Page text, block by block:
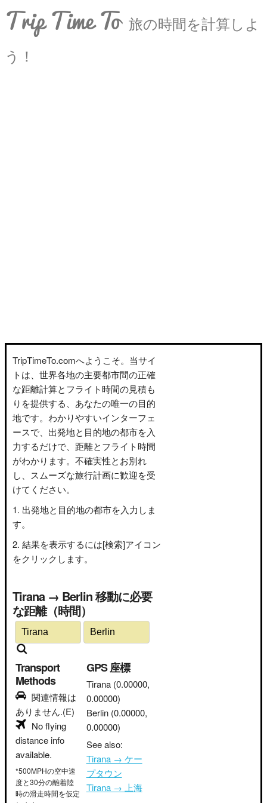
Trip Time To 旅の時間を計算しよ
う！
TripTimeTo.comへようこそ。当サイ
トは、世界各地の主要都市間の正確
な距離計算とフライト時間の見積も
りを提供する、あなたの唯一の目的
地です。わかりやすいインターフェ
ースで、出発地と目的地の都市を入
力するだけで、距離とフライト時間
がわかります。不確実性とお別れ
し、スムーズな旅行計画に歓迎を受
けてください。
出発地と目的地の都市を入力しま
す。
結果を表示するには[検索]アイコン
をクリックします。
Tirana → Berlin 移動に必要
な距離（時間）
Transport
Methods
関連情報は
ありません.(E)
No flying
distance info
available.
*500MPHの空中速
度と30分の離着陸
時の滑走時間を仮定
GPS 座標
Tirana (0.00000,
0.00000)
Berlin (0.00000,
0.00000)
See also:
Tirana → ケー
プタウン
Tirana → 上海